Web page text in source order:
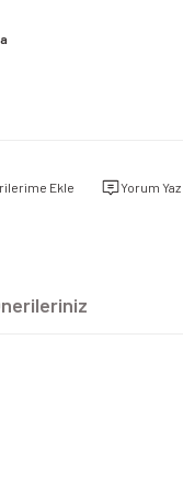
Yorum Yaz